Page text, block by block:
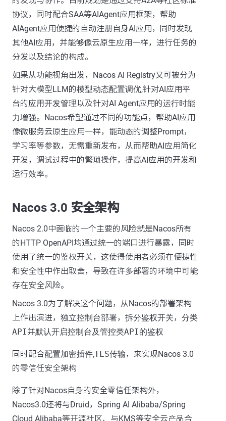
协议，同时配合SAA等AIAgent应用框架，帮助
AIAgent应用便捷的自动注册自身AI应用，同时发现
其他AI应用，并能够像云原生应用一样，进行任务的
分发以及结论的构成。
如果从功能视角出发，Nacos AI Registry又可被分为
针对大模型LLM的模型动态配置调优,针对AI应用平
台的应用开发管理以及针对AI Agent应用的运行时能
力增强。Nacos希望通过不同的功能点，帮助AI应用
像微服务云原生应用一样，能动态的调整Prompt，
学习率等参数，无需重新发布，从而帮助AI应用简化
开发，调试过程中的繁琐操作，提高AI应用的开发和
运行效率。
Nacos 3.0 安全架构
Nacos 2.0中面临的一个主要的风险就是Nacos所有
的HTTP OpenAPI均通过统一的端口进行暴露，同时
使用了统一的鉴权开关，这使得使用者必须在便捷性
和安全性中作出取舍，导致在许多部署的环境中可能
存在安全风险。
Nacos 3.0为了解决这个问题，从Nacos的部署架构
上作出演进， 独立控制台部署， 拆分鉴权开关， 分类
API并默认开启控制台及管控类API的鉴权
同时配合配置加密插件,TLS传输，来实现Nacos 3.0
的零信任安全架构
除了针对Nacos自身的安全零信任架构外，
Nacos3.0还将与Druid，Spring AI Alibaba/Spring
Cloud Alibaba等开源社区、与KMS等安全云产品合